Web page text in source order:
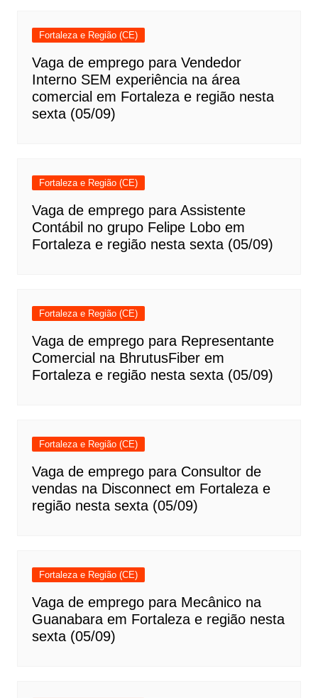
Fortaleza e Região (CE)
Vaga de emprego para Vendedor
Interno SEM experiência na área
comercial em Fortaleza e região nesta
sexta (05/09)
Fortaleza e Região (CE)
Vaga de emprego para Assistente
Contábil no grupo Felipe Lobo em
Fortaleza e região nesta sexta (05/09)
Fortaleza e Região (CE)
Vaga de emprego para Representante
Comercial na BhrutusFiber em
Fortaleza e região nesta sexta (05/09)
Fortaleza e Região (CE)
Vaga de emprego para Consultor de
vendas na Disconnect em Fortaleza e
região nesta sexta (05/09)
Fortaleza e Região (CE)
Vaga de emprego para Mecânico na
Guanabara em Fortaleza e região nesta
sexta (05/09)